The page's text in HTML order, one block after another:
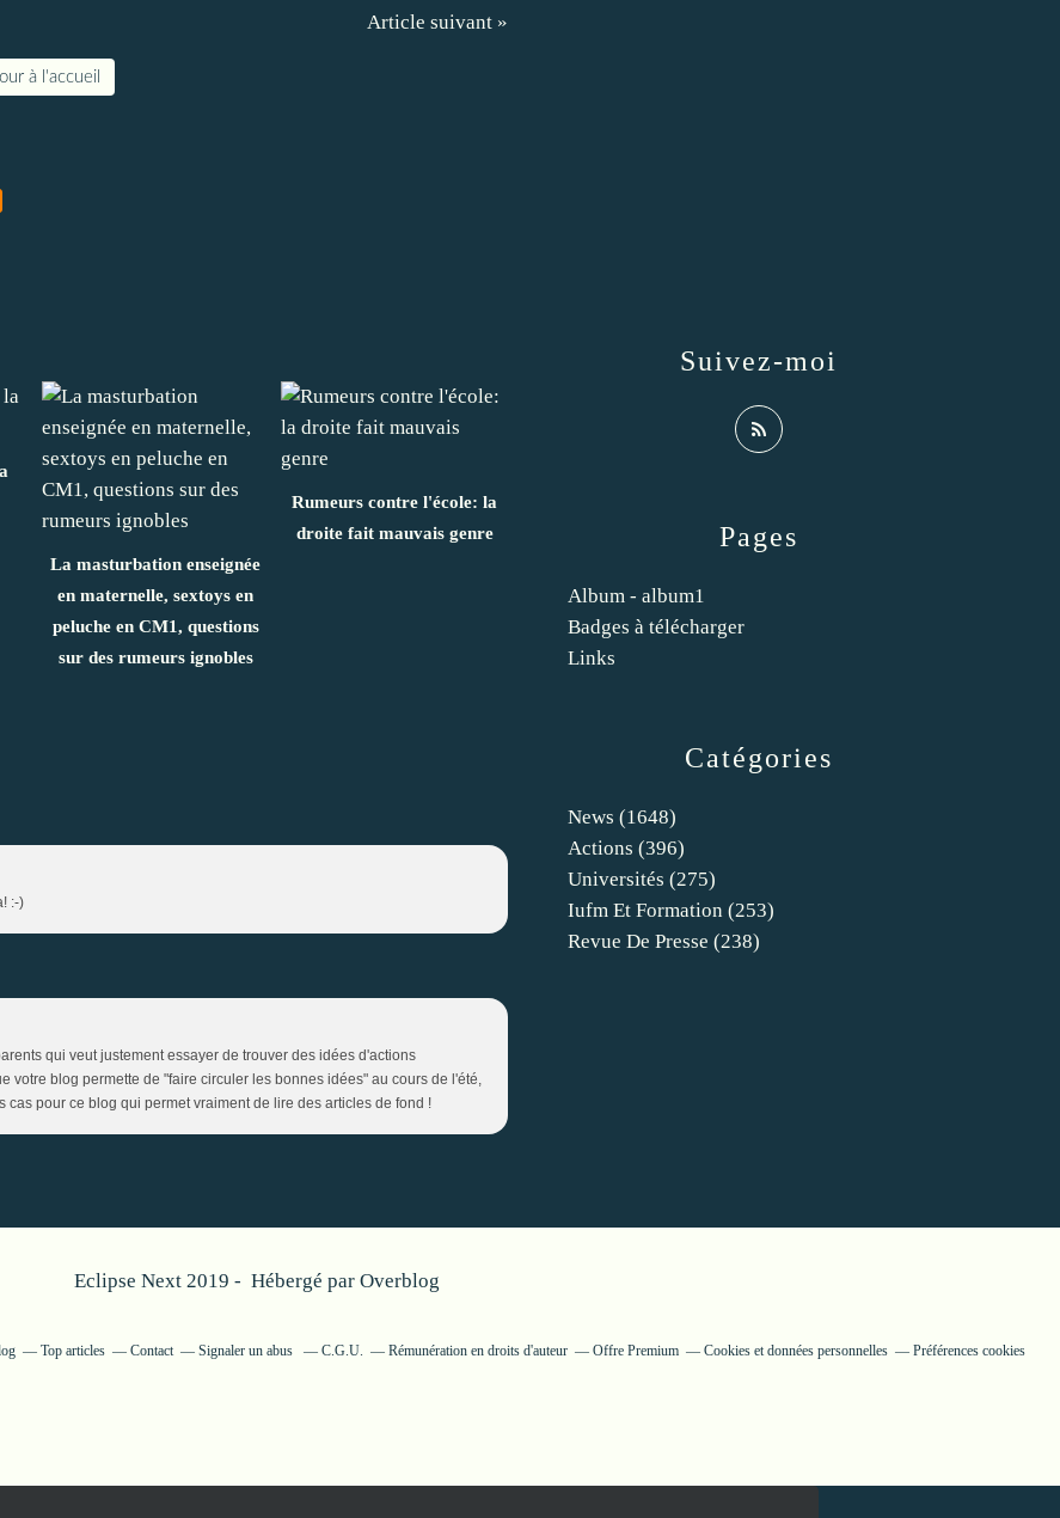
Article suivant »
à l'accueil
La masturbation enseignée
en maternelle, sextoys en
peluche en CM1, questions
sur des rumeurs ignobles
Rumeurs contre l'école: la
droite fait mauvais genre
:-)
qui veut justement essayer de trouver des idées d'actions
votre blog permette de "faire circuler les bonnes idées" au cours de l'été,
pour ce blog qui permet vraiment de lire des articles de fond !
Catégories
News (1648)
Actions (396)
Universités (275)
Iufm Et Formation (253)
Revue De Presse (238)
Pages
Album - album1
Badges à télécharger
Links
Suivez-moi
Eclipse Next 2019 - Hébergé par Overblog
Top articles Contact Signaler un abus C.G.U. Rémunération en droits d'auteur Offre Premium Cookies et données personnelles Préférences cookies